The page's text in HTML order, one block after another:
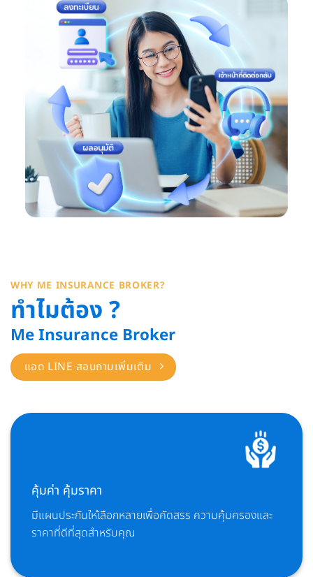
WHY ME INSURANCE BROKER?
ทำไมต้อง ?
Me Insurance Broker
แอด LINE สอบถามเพิ่มเติม
คุ้มค่า คุ้มราคา
มีแผนประกันใหเ้ลือกหลายเพื่อคัดสรร ความคุ้มครองและ
ราคาที่ดีที่สุดสำหรับคุณ